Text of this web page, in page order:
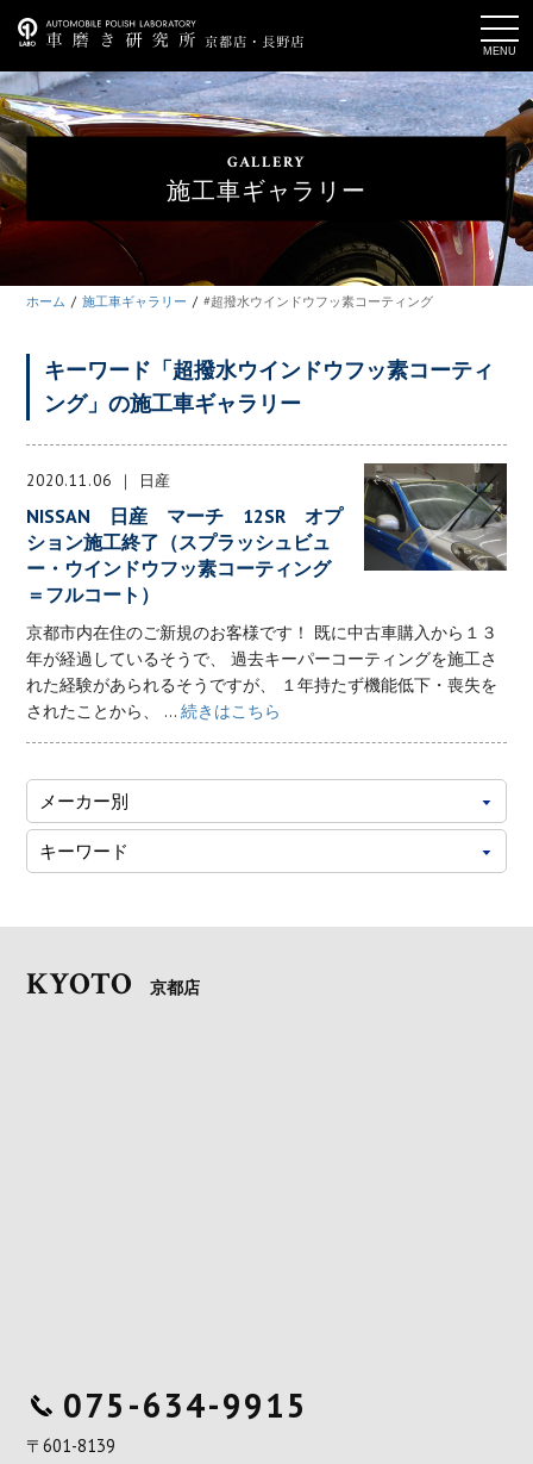
t
o
g
g
l
e
n
a
a
t
i
o
n
GALLERY
施工車ギャラリー
ホーム 施工車ギャラリー #超撥水ウインドウフッ素コーティング
キーワード「超撥水ウインドウフッ素コーティ
ング」の施工車ギャラリー
2020.11.06 日産
NISSAN 日産 マーチ 12SR オプ
ション施工終了（スプラッシュビュ
ー・ウインドウフッ素コーティング
＝フルコート）
京都市内在住のご新規のお客様です！ 既に中古車購入から１３
年が経過しているそうで、 過去キーパーコーティングを施工さ
れた経験があられるそうですが、 １年持たず機能低下・喪失を
されたことから、 ...続きはこちら
KYOTO 京都店
075-634-9915
〒601-8139